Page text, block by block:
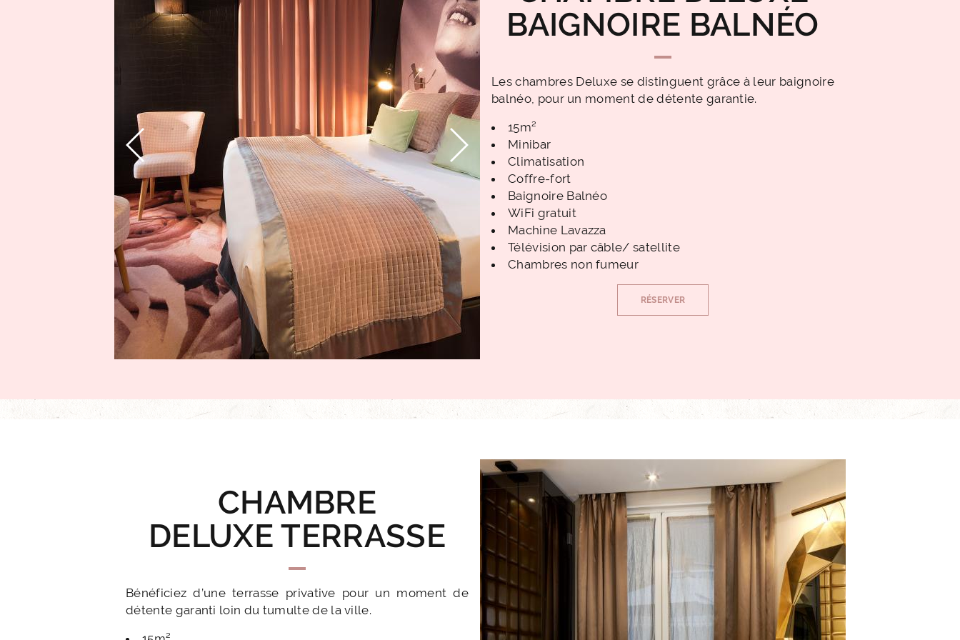
BAIGNOIRE BALNÉO
Les chambres Deluxe se distinguent grâce à leur baignoire
balnéo, pour un moment de détente garantie.
15m²
Minibar
Climatisation
Coffre-fort
Baignoire Balnéo
WiFi gratuit
Machine Lavazza
Télévision par câble/ satellite
Chambres non fumeur
RÉSERVER
CHAMBRE
DELUXE TERRASSE
Bénéficiez d’une terrasse privative pour un moment de
détente garanti loin du tumulte de la ville.